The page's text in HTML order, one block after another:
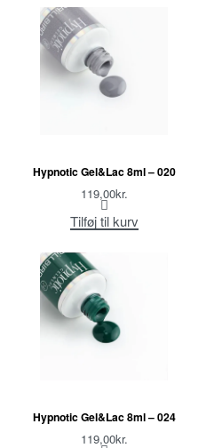
Hypnotic Gel&Lac 8ml – 020
119,00kr.
Tilføj til kurv
Hypnotic Gel&Lac 8ml – 024
119,00kr.